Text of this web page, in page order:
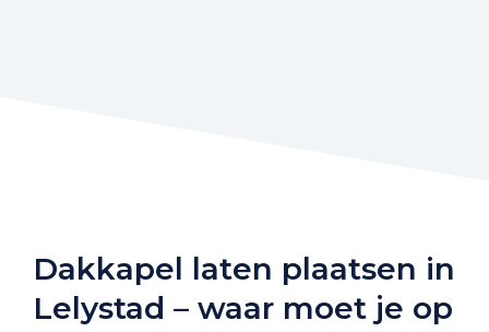
Dakkapel laten plaatsen in
Lelystad – waar moet je op